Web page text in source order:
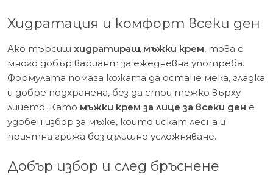
Хидратация и комфорт всеки ден
Ако търсиш хидратиращ мъжки крем, това е
много добър вариант за ежедневна употреба.
Формулата помага кожата да остане мека, гладка
и добре подхранена, без да стои тежко върху
лицето. Като мъжки крем за лице за всеки ден е
удобен избор за мъже, които искат лесна и
приятна грижа без излишно усложняване.
Добър избор и след бръснене